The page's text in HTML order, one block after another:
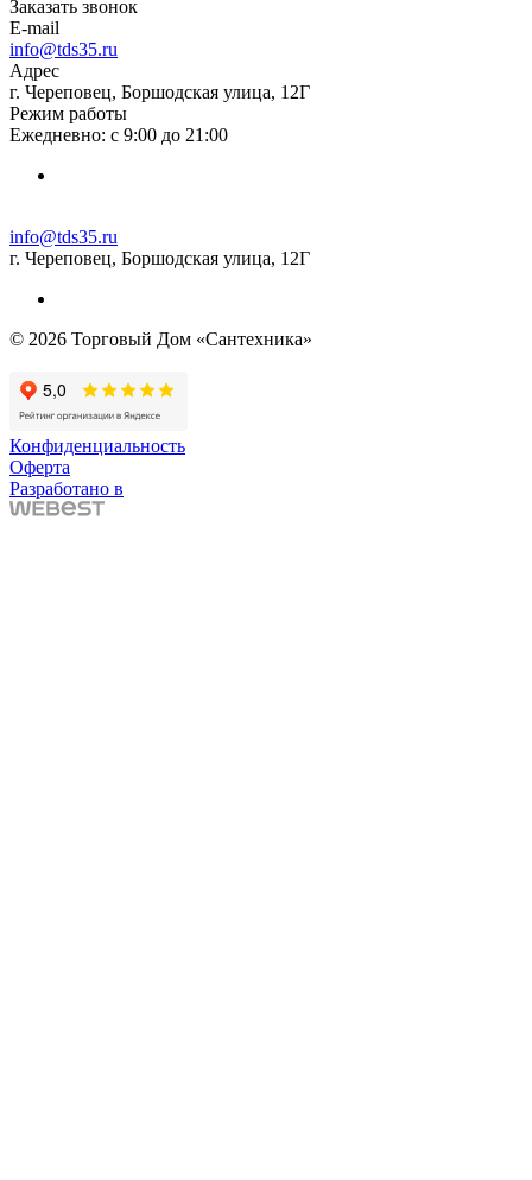
Заказать звонок
E-mail
info@tds35.ru
Адрес
г. Череповец, Боршодская улица, 12Г
Режим работы
Ежедневно: с 9:00 до 21:00
info@tds35.ru
г. Череповец, Боршодская улица, 12Г
© 2026 Торговый Дом «Сантехника»
Конфиденциальность
Оферта
Разработано в